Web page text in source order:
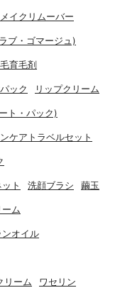
イクリムーバー
ブ・ゴマージュ)
育毛剤
ック リップクリーム
ト・パック)
ケアトラベルセット
ト 洗顔ブラシ 繭玉
ム
ンオイル
リーム ワセリン